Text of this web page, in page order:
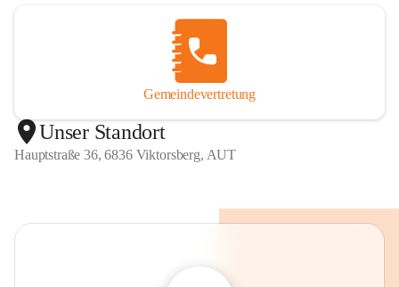
Gemeindevertretung
Unser Standort
Hauptstraße 36, 6836 Viktorsberg, AUT